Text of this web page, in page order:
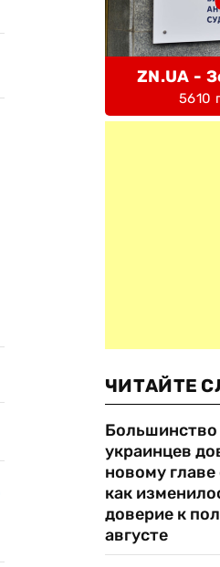
ZN.UA -
5610
ЧИТАЙТЕ
Большинство
украинцев
новому
как
доверие к
августе